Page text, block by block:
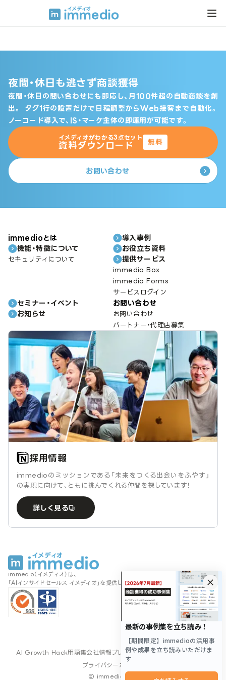
夜間・休日も逃さず商談獲得
夜間・休日の問い合わせにも即応し、月100件超の自動商談を創
出。
タグ1行の設置だけで日程調整からWeb接客まで自動化。
ノーコード導入で、IS・マーケ主体の即運用が可能です。
イメディオがわかる3点セット
資料ダウンロード 無料
お問い合わせ
immedioとは
機能・特徴について
セキュリティについて
導入事例
お役立ち資料
提供サービス
immedio Box
immedio Forms
サービスログイン
セミナー・イベント
お知らせ
お問い合わせ
お問い合わせ
パートナー・代理店募集
採用情報
immedioのミッションである「未来をつくる出会いをふやす」
の実現に向けて、ともに挑んでくれる仲間を探しています！
詳しく見る
immedio（イメディオ）は、
「AIインサイドセールス イメディオ」を提供しております。
AI Growth Hack用語集会社情報プレスキットサイトマップ利用規約
プライバシーポリシー
© immedio Inc.